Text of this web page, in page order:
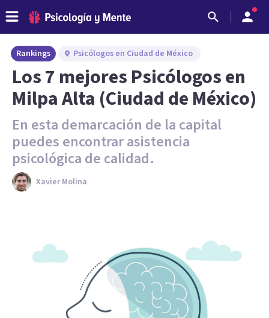
Rankings Psicólogos en Ciudad de México
Los 7 mejores Psicólogos en
Milpa Alta (Ciudad de México)
En esta demarcación de la capital
puedes encontrar asistencia
psicológica de calidad.
Xavier Molina